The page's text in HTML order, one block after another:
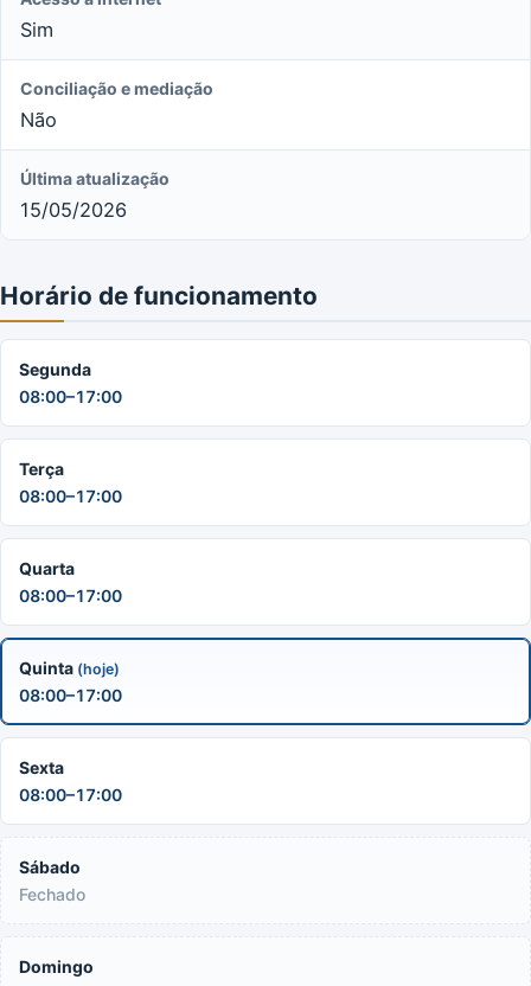
Sim
Conciliação e mediação
Não
Última atualização
15/05/2026
Horário de funcionamento
Segunda
08:00–17:00
Terça
08:00–17:00
Quarta
08:00–17:00
Quinta (hoje)
08:00–17:00
Sexta
08:00–17:00
Sábado
Fechado
Domingo